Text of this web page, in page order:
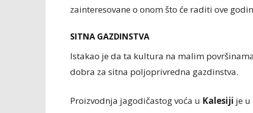
zainteresovane o onom što će raditi ove
SITNA GAZDINSTVA
Istakao je da ta kultura na malim
dobra za sitna poljoprivredna gazdinstva.
Proizvodnja jagodičastog voća u Kalesiji je u